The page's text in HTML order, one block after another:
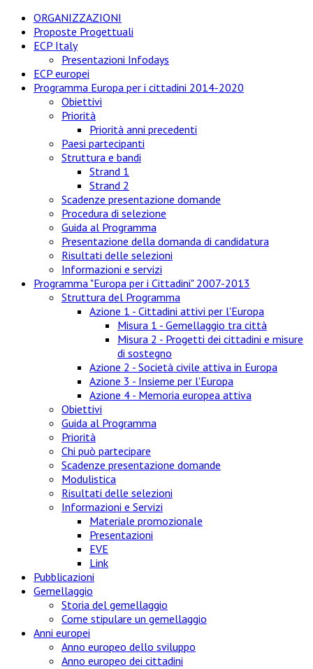
ORGANIZZAZIONI
Proposte Progettuali
ECP Italy
Presentazioni Infodays
ECP europei
Programma Europa per i cittadini 2014-2020
Obiettivi
Priorità
Priorità anni precedenti
Paesi partecipanti
Struttura e bandi
Strand 1
Strand 2
Scadenze presentazione domande
Procedura di selezione
Guida al Programma
Presentazione della domanda di candidatura
Risultati delle selezioni
Informazioni e servizi
Programma "Europa per i Cittadini" 2007-2013
Struttura del Programma
Azione 1 - Cittadini attivi per l'Europa
Misura 1 - Gemellaggio tra città
Misura 2 - Progetti dei cittadini e misure
di sostegno
Azione 2 - Società civile attiva in Europa
Azione 3 - Insieme per l'Europa
Azione 4 - Memoria europea attiva
Obiettivi
Guida al Programma
Priorità
Chi può partecipare
Scadenze presentazione domande
Modulistica
Risultati delle selezioni
Informazioni e Servizi
Materiale promozionale
Presentazioni
EVE
Link
Pubblicazioni
Gemellaggio
Storia del gemellaggio
Come stipulare un gemellaggio
Anni europei
Anno europeo dello sviluppo
Anno europeo dei cittadini